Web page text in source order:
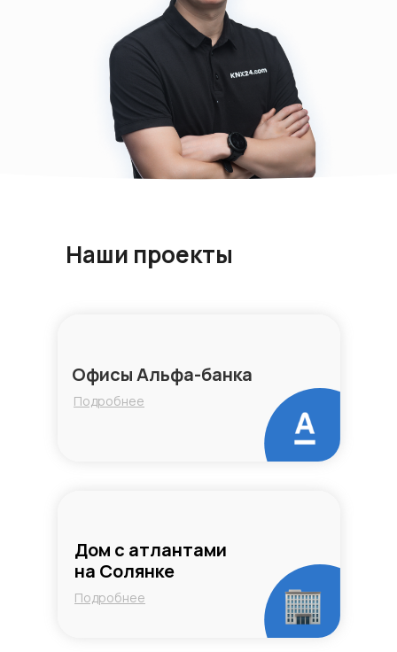
Наши проекты
Подробнее
Офисы Альфа-банка
Подробнее
Дом с атлантами
на Солянке